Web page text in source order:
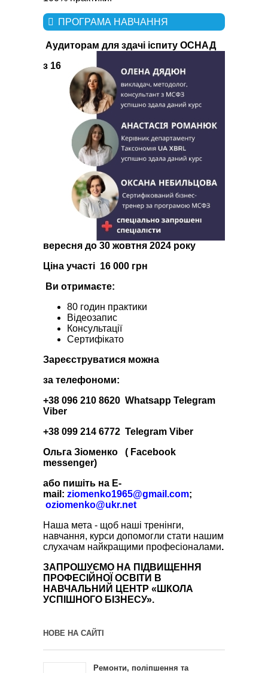
ПРОГРАМА НАВЧАННЯ
Аудиторам для здачі іспиту ОСНАД
з 16
вересня до 30 жовтня 2024 року
Ціна участі 16 000 грн
Ви отримаєте:
80 годин практики
Відеозапис
Консультації
Сертифікато
Зареєструватися можна
за телефономи:
‪+38 096 210 8620 Whatsapp Telegram
Viber
‪+38 099 214 6772 Telegram Viber
Ольга Зіоменко ( Facebook
messenger)
або пишіть на E-
mail: ziomenko1965@gmail.com;
oziomenko@ukr.net
Наша мета - щоб наші тренінги,
навчання, курси допомогли стати нашим
слухачам найкращими професіоналами.
ЗАПРОШУЄМО НА ПІДВИЩЕННЯ
ПРОФЕСІЙНОЇ ОСВІТИ В
НАВЧАЛЬНИЙ ЦЕНТР «ШКОЛА
УСПІШНОГО БІЗНЕСУ».
НОВЕ НА САЙТІ
Ремонти, поліпшення та